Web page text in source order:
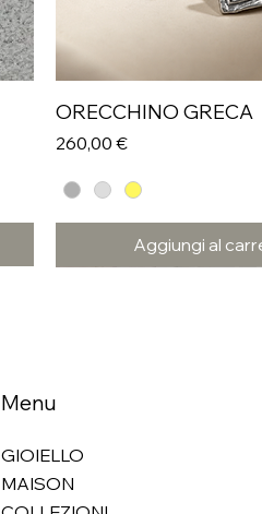
ORECCHINO GRECA
Prezzo
260,00 €
Aggiungi al
Menu
GIOIELLO
MAISON